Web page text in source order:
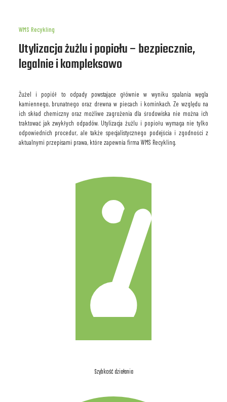
WMS Recykling
Utylizacja żużlu i popiołu – bezpiecznie,
legalnie i kompleksowo
Żużel i popiół to odpady powstające głównie w wyniku spalania węgla
kamiennego, brunatnego oraz drewna w piecach i kominkach. Ze względu na
ich skład chemiczny oraz możliwe zagrożenia dla środowiska nie można ich
traktować jak zwykłych odpadów. Utylizacja żużlu i popiołu wymaga nie tylko
odpowiednich procedur, ale także specjalistycznego podejścia i zgodności z
aktualnymi przepisami prawa, które zapewnia firma WMS Recykling.
Szybkość działania